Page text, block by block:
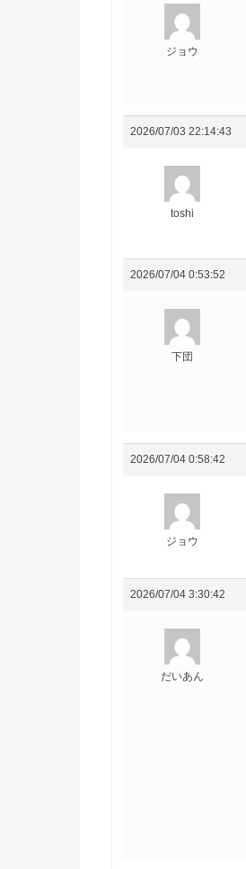
ジョウ
2026/07/03 22:14:43
toshi
2026/07/04 0:53:52
下団
2026/07/04 0:58:42
ジョウ
2026/07/04 3:30:42
だいあん